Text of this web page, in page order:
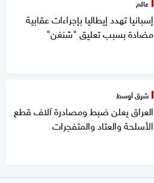
عالم
إسبانيا تهدد إيطاليا بإجراءات عقابية
مضادة بسبب تعليق "شنغن"
شرق أوسط
العراق يعلن ضبط ومصادرة آلاف قطع
الأسلحة والعتاد والمتفجرات